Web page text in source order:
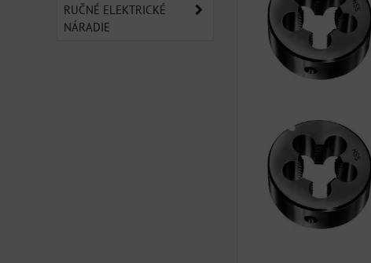
RUČNÉ ELEKTRICKÉ
NÁRADIE